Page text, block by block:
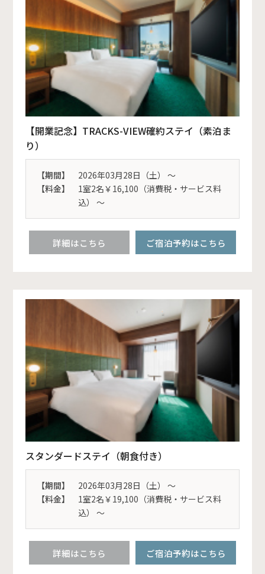
【開業記念】TRACKS-VIEW確約ステイ（素泊ま
り）
【期間】
2026年03月28日（土） 〜
【料金】
1室2名￥16,100（消費税・サービス料
込） ～
詳細はこちら ご宿泊予約はこちら
スタンダードステイ（朝食付き）
【期間】
2026年03月28日（土） 〜
【料金】
1室2名￥19,100（消費税・サービス料
込） ～
詳細はこちら ご宿泊予約はこちら